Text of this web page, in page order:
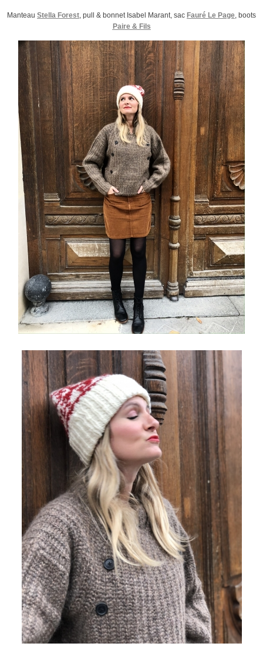
Manteau Stella Forest, pull & bonnet Isabel Marant, sac Fauré Le Page, boots
Paire & Fils